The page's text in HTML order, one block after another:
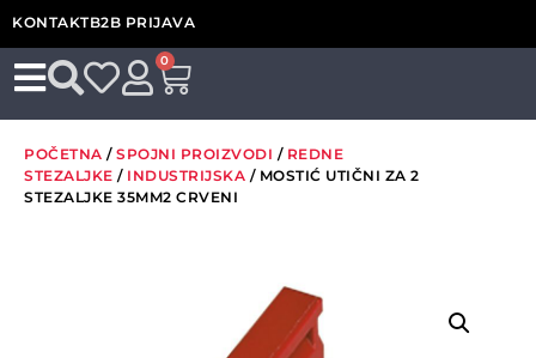
KONTAKTB2B PRIJAVA
0
POČETNA / SPOJNI PROIZVODI / REDNE
STEZALJKE / INDUSTRIJSKA / MOSTIĆ UTIČNI ZA 2
STEZALJKE 35MM2 CRVENI